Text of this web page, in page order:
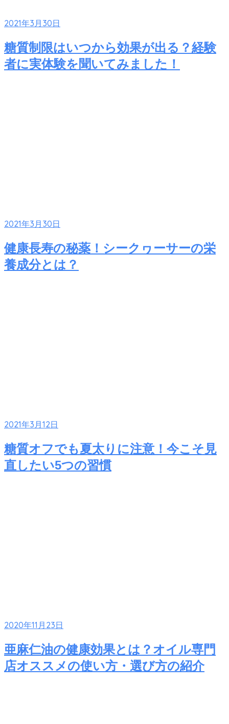
2021年3月30日
糖質制限はいつから効果が出る？経験
者に実体験を聞いてみました！
2021年3月30日
健康長寿の秘薬！シークヮーサーの栄
養成分とは？
2021年3月12日
糖質オフでも夏太りに注意！今こそ見
直したい5つの習慣
2020年11月23日
亜麻仁油の健康効果とは？オイル専門
店オススメの使い方・選び方の紹介